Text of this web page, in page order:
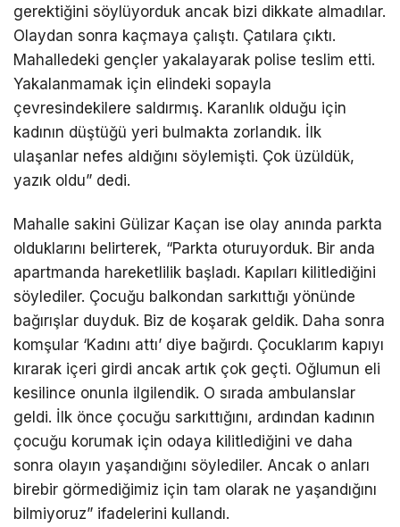
gerektiğini söylüyorduk ancak bizi dikkate almadılar.
Olaydan sonra kaçmaya çalıştı. Çatılara çıktı.
Mahalledeki gençler yakalayarak polise teslim etti.
Yakalanmamak için elindeki sopayla
çevresindekilere saldırmış. Karanlık olduğu için
kadının düştüğü yeri bulmakta zorlandık. İlk
ulaşanlar nefes aldığını söylemişti. Çok üzüldük,
yazık oldu” dedi.
Mahalle sakini Gülizar Kaçan ise olay anında parkta
olduklarını belirterek, “Parkta oturuyorduk. Bir anda
apartmanda hareketlilik başladı. Kapıları kilitlediğini
söylediler. Çocuğu balkondan sarkıttığı yönünde
bağırışlar duyduk. Biz de koşarak geldik. Daha sonra
komşular ‘Kadını attı’ diye bağırdı. Çocuklarım kapıyı
kırarak içeri girdi ancak artık çok geçti. Oğlumun eli
kesilince onunla ilgilendik. O sırada ambulanslar
geldi. İlk önce çocuğu sarkıttığını, ardından kadının
çocuğu korumak için odaya kilitlediğini ve daha
sonra olayın yaşandığını söylediler. Ancak o anları
birebir görmediğimiz için tam olarak ne yaşandığını
bilmiyoruz” ifadelerini kullandı.